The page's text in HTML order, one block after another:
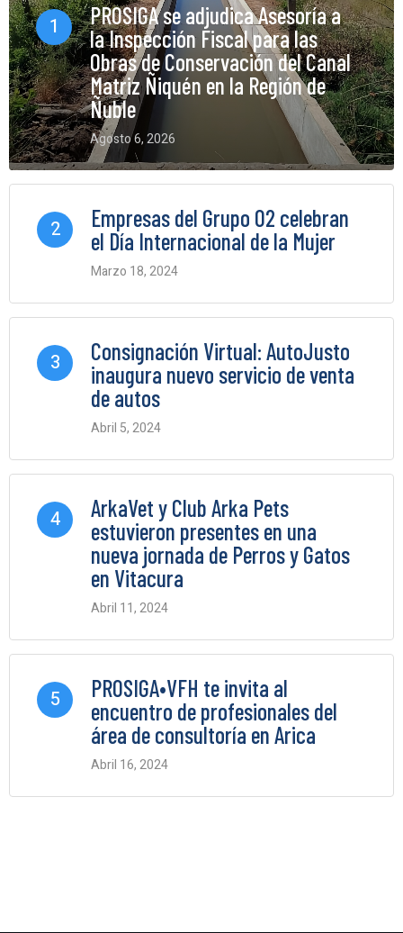
1
PROSIGA se adjudica Asesoría a
la Inspección Fiscal para las
Obras de Conservación del Canal
Matriz Ñiquén en la Región de
Ñuble
Agosto 6, 2026
0 Comments
2
Empresas del Grupo O2 celebran
el Día Internacional de la Mujer
Marzo 18, 2024
3
Consignación Virtual: AutoJusto
inaugura nuevo servicio de venta
de autos
Abril 5, 2024
4
ArkaVet y Club Arka Pets
estuvieron presentes en una
nueva jornada de Perros y Gatos
en Vitacura
Abril 11, 2024
5
PROSIGA•VFH te invita al
encuentro de profesionales del
área de consultoría en Arica
Abril 16, 2024